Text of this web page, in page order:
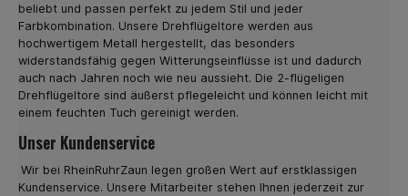
beliebt und passen perfekt zu jedem Stil und jeder
Farbkombination. Unsere Drehflügeltore werden aus
hochwertigem Metall hergestellt, das besonders
widerstandsfähig gegen Witterungseinflüsse ist und dadurch
auch nach Jahren noch wie neu aussieht. Die 2-flügeligen
Drehflügeltore sind äußerst pflegeleicht und können leicht mit
einem feuchten Tuch gereinigt werden.
Unser Kundenservice
Wir bei RheinRuhrZaun legen großen Wert auf erstklassigen
Kundenservice. Unsere Mitarbeiter stehen Ihnen jederzeit zur